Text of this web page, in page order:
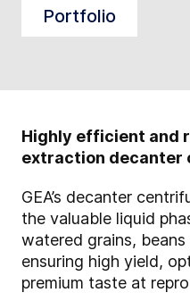
Portfolio
Highly efficient and
extraction decanter
GEA’s decanter
the valuable liquid
watered grains,
ensuring high yield,
premium taste at